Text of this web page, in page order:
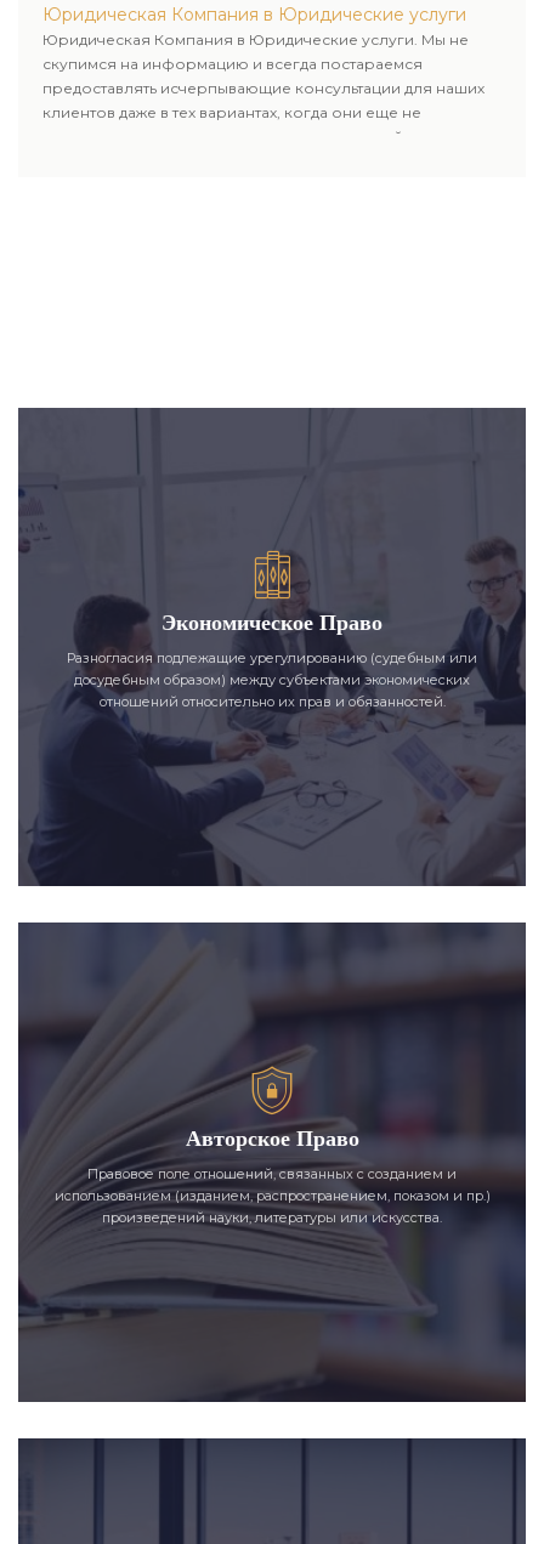
Юридическая Компания в Юридические услуги
Юридическая Компания в Юридические услуги. Мы не
скупимся на информацию и всегда постараемся
предоставлять исчерпывающие консультации для наших
клиентов даже в тех вариантах, когда они еще не
пользовались юридическими услугами нашей компании.
Экономическое Право
Разногласия подлежащие урегулированию (судебным или
досудебным образом) между субъектами экономических
отношений относительно их прав и обязанностей.
Авторское Право
Правовое поле отношений, связанных с созданием и
использованием (изданием, распространением, показом и пр.)
произведений науки, литературы или искусства.